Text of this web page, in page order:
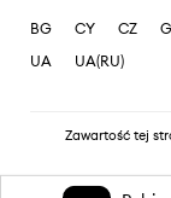
BG CY CZ
UA
UA(RU)
Zawartość tej